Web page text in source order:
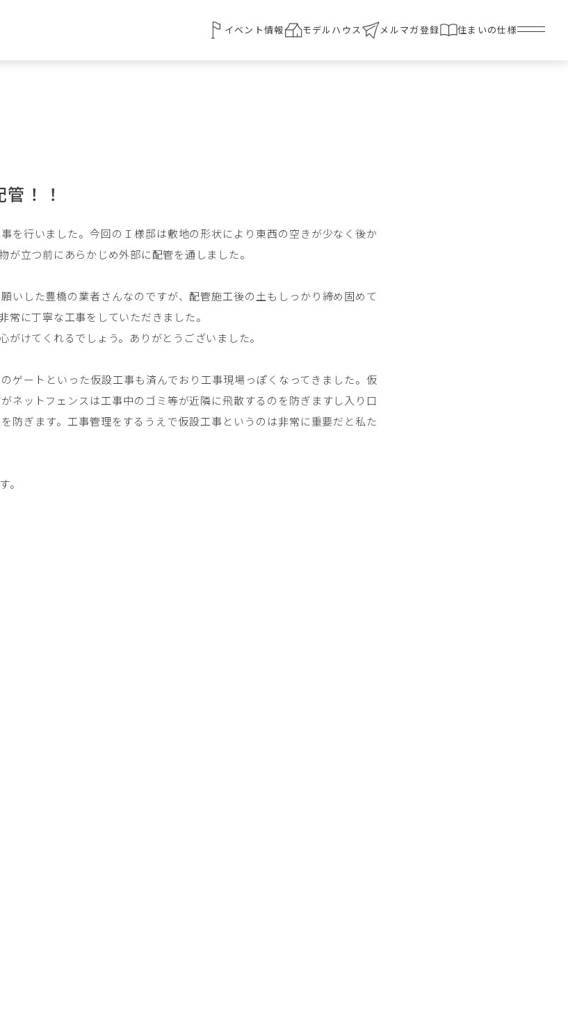
イベント情報 モデルハウス メルマガ登録 住まいの仕様
！！
を行いました。今回のＩ様邸は敷地の形状により東西の空きが少なく後か
が立つ前にあらかじめ外部に配管を通しました。
いした豊橋の業者さんなのですが、配管施工後の土もしっかり締め固めて
常に丁寧な工事をしていただきました。
がけてくれるでしょう。ありがとうございました。
ゲートといった仮設工事も済んでおり工事現場っぽくなってきました。仮
ネットフェンスは工事中のゴミ等が近隣に飛散するのを防ぎますし入り口
防ぎます。工事管理をするうえで仮設工事というのは非常に重要だと私た
。